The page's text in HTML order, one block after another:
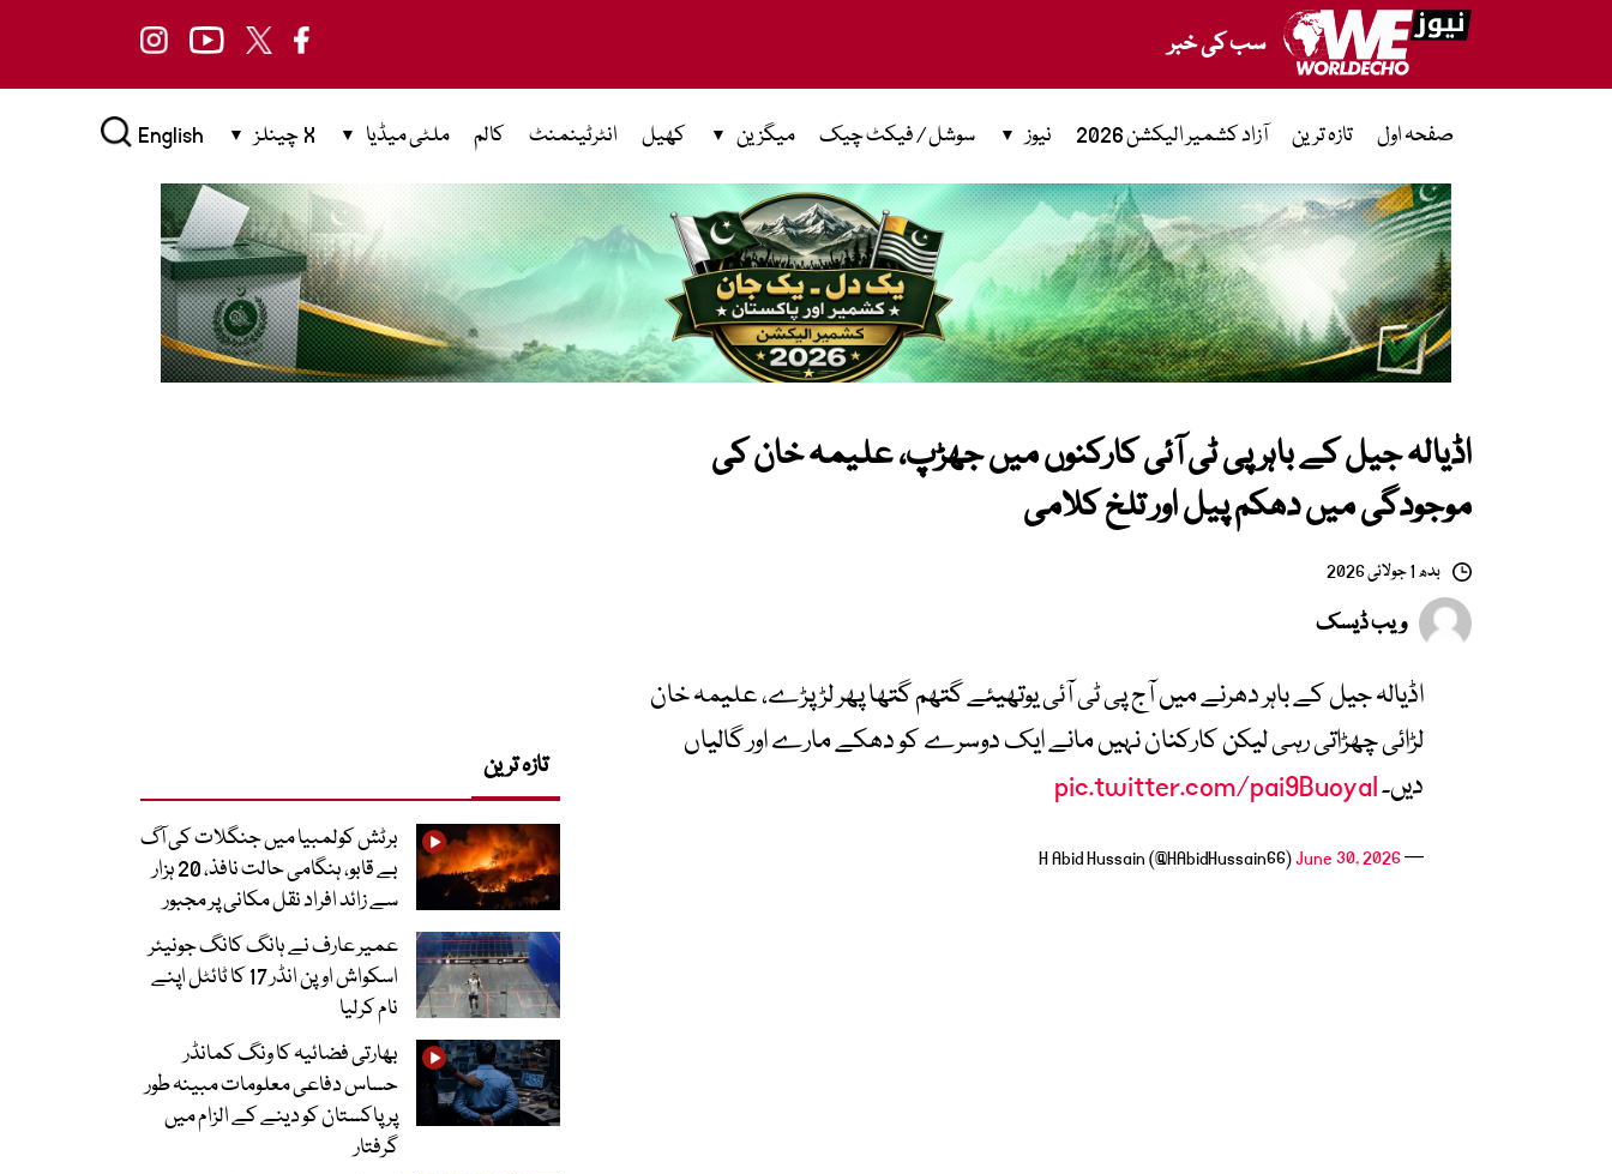
سب کی خبر
صفحہ اول تازہ ترین آزاد کشمیر الیکشن 2026 نیوز سوشل / فیکٹ چیک میگزین کھیل انٹرٹینمنٹ کالم ملٹی میڈیا X چینلز English
اڈیالہ جیل کے باہر پی ٹی آئی کارکنوں میں جھڑپ، علیمہ خان کی
موجودگی میں دھکم پیل اور تلخ کلامی
بدھ 1 جولائی 2026
ویب ڈیسک
اڈیالہ جیل کے باہر دھرنے میں آج پی ٹی آئی یوتھیئے گتھم گتھا پھر لڑ پڑے، علیمہ خان
لڑائی چھڑاتی رہی لیکن کارکنان نہیں مانے ایک دوسرے کو دھکے مارے اور گالیاں
دیں۔pic.twitter.com/pai9BuoyaI
— H Abid Hussain (@HAbidHussain66)
June 30, 2026
تازہ ترین
برٹش کولمبیا میں جنگلات کی آگ
بے قابو، ہنگامی حالت نافذ، 20 ہزار
سے زائد افراد نقل مکانی پر مجبور
عمیر عارف نے ہانگ کانگ جونیئر
اسکواش اوپن انڈر 17 کا ٹائٹل اپنے
نام کرلیا
بھارتی فضائیہ کا ونگ کمانڈر
حساس دفاعی معلومات مبینہ طور
پر پاکستان کو دینے کے الزام میں
گرفتار